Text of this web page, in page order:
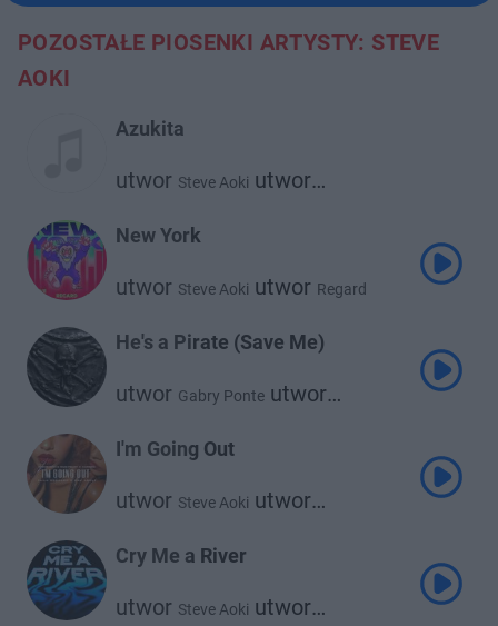
POZOSTAŁE PIOSENKI ARTYSTY: STEVE
AOKI
Azukita
utwor Steve Aoki utwor
New York
utwor Steve Aoki utwor Regard
He's a Pirate (Save Me)
utwor Gabry Ponte utwor
I'm Going Out
utwor Steve Aoki utwor
utwor Zak Abel
Cry Me a River
utwor Steve Aoki utwor